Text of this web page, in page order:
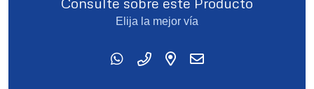
Elija la mejor vía